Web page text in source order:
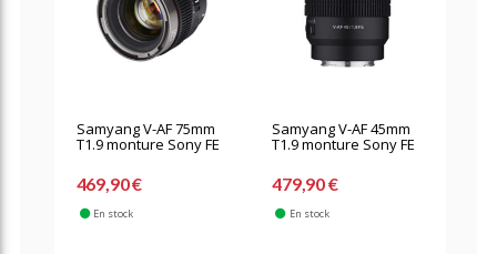
Samyang V-AF 75mm
T1.9 monture Sony FE
469,90 €
En stock
Samyang V-AF 45mm
T1.9 monture Sony FE
479,90 €
En stock